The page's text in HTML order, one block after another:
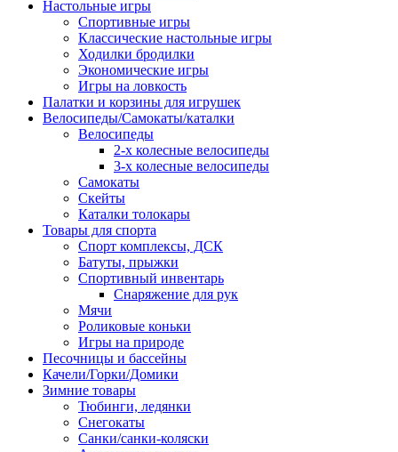
Настольные игры
Спортивные игры
Классические настольные игры
Ходилки бродилки
Экономические игры
Игры на ловкость
Палатки и корзины для игрушек
Велосипеды/Самокаты/каталки
Велосипеды
2-х колесные велосипеды
3-х колесные велосипеды
Самокаты
Скейты
Каталки толокары
Товары для спорта
Спорт комплексы, ДСК
Батуты, прыжки
Спортивный инвентарь
Снаряжение для рук
Мячи
Роликовые коньки
Игры на природе
Песочницы и бассейны
Качели/Горки/Домики
Зимние товары
Тюбинги, ледянки
Снегокаты
Санки/санки-коляски